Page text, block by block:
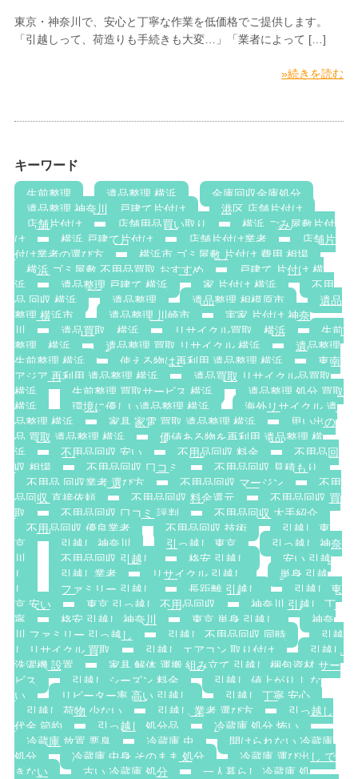
東京・神奈川で、安心と丁寧な作業を低価格でご提供します。
「引越しって、荷造りも手続きも大変…」「業者によって […]
»続きを読む
キーワード
生前整理 遺品整理 横浜
金庫回収金庫処分
遺品整理 神奈川，戸建て片付け
港区 店舗片付け
店舗片付け
店舗用品買い取り
横浜 ごみ屋敷片付
け
横浜 戸建て片付け 店舗片付け業者
店舗片
付け業者の選び方
横浜市 ゴミ屋敷 片付け 費用 相場
横浜 ゴミ屋敷 不用品買取 おすすめ
戸建て 片付け 横
浜
遺品整理 戸建て 横浜 家 片付け 横浜
不用
品 回収 横浜
遺品整理 遺品整理 相模原市
遺品
整理 横浜市
遺品整理 川崎市
実家 片付け 神奈
川
遺品買取 横浜 リサイクル買取 横浜
生前
整理 横浜
遺品整理 買取 リサイクル 横浜
遺品整理
生前整理 横浜
使える物は再利用 遺品整理 横浜
東南
アジア 再利用 遺品整理 横浜
遺品買取 リサイクル品買取
横浜
生前整理 買取サービス 横浜
遺品整理 処分 買取
横浜
環境に優しい遺品整理 横浜
海外リサイクル 遺
品整理 横浜
家具 家電 買取 遺品整理 横浜
思い出の
品 買取 遺品整理 横浜
価値ある物を再利用 遺品整理 横
浜
不用品回収 安い 不用品回収 料金
不用品回
収 相場
不用品回収 口コミ
不用品回収 見積もり
不用品 回収業者 選び方
不用品回収 マージン
不用
品回収 直接依頼
不用品回収 料金還元
不用品回収 買
取
不用品回収 口コミ 評判
不用品回収 大手紹介
不用品回収 優良業者
不用品回収 技術
引越し 東
京
引越し 神奈川 引っ越し 東京
引っ越し 神奈
川
不用品回収 引越し 格安 引越し
安い 引越
し
引越し業者 リサイクル 引越し
単身 引越
し
ファミリー 引越し 長距離 引越し
引越し 東
京 安い
東京 引っ越し 不用品回収
神奈川 引越し 丁
寧
格安 引越し 神奈川 東京 単身 引越し
神奈
川 ファミリー 引っ越し
引越し 不用品回収 同時
引越
し リサイクル 買取
引越し エアコン 取り付け
引越し
洗濯機 設置
家具 解体 運搬 組み立て 引越し 梱包資材 サー
ビス
引越し シーズン 料金
引越し 値上がり しな
い
リピーター率 高い 引越し
引越し 丁寧 安心
引越し 荷物 少ない
引越し 業者 選び方
引っ越し
代金 節約
引っ越し 処分品
冷蔵庫 処分 怖い
冷蔵庫 放置 悪臭
冷蔵庫 虫
開けられない 冷蔵庫
処分
冷蔵庫 中身 そのまま 処分
冷蔵庫 運び出し で
きない
古い 冷蔵庫 処分
一人暮らし 冷蔵庫 処